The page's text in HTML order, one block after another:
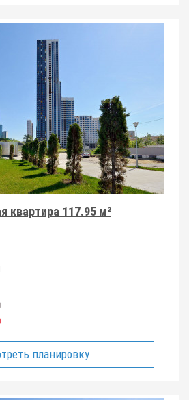
квартира 117.95 м²
планировку